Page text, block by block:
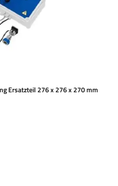
Ersatzteil 276 x 276 x 270 mm